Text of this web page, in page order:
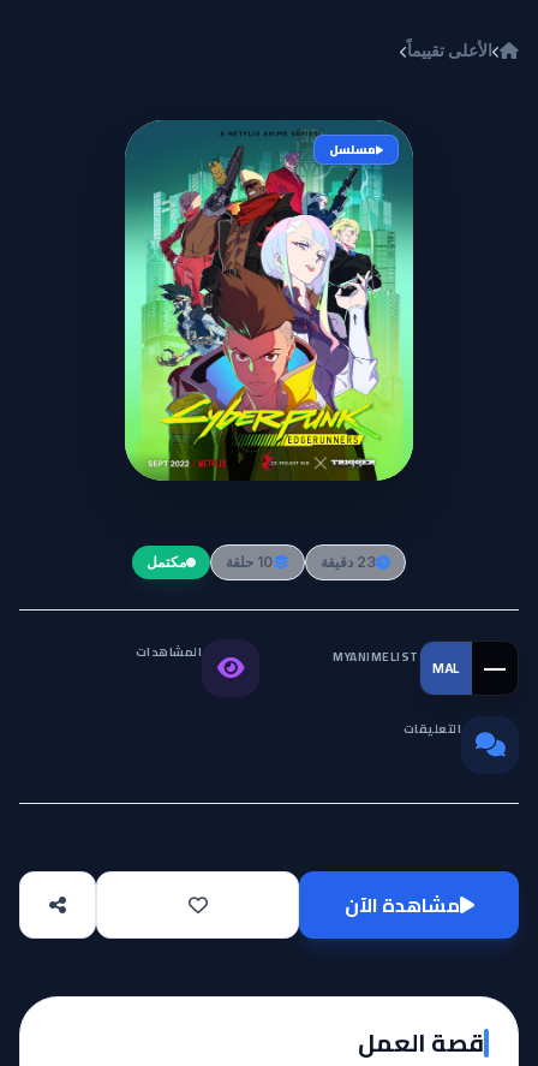
الأعلى تقييماً
مسلسل
Cyberpunk: Edgerunners
23 دقيقة 10 حلقة مكتمل
MAL —
MYANIMELIST المشاهدات
التعليقات
مشاهدة الآن
قصة العمل